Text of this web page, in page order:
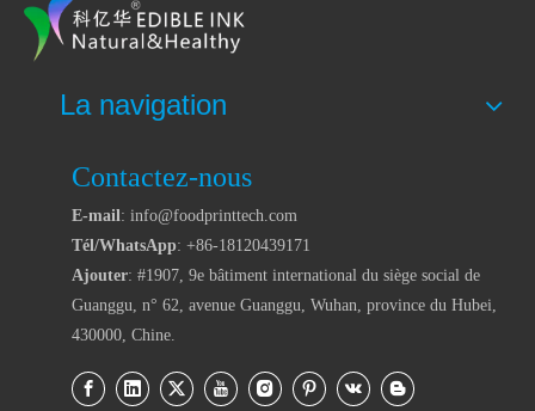
La navigation
Contactez-nous
E-mail: info@foodprinttech.com
Tél/WhatsApp: +86-18120439171
Ajouter: #1907, 9e bâtiment international du siège social de
Guanggu, n° 62, avenue Guanggu, Wuhan, province du Hubei,
430000, Chine.